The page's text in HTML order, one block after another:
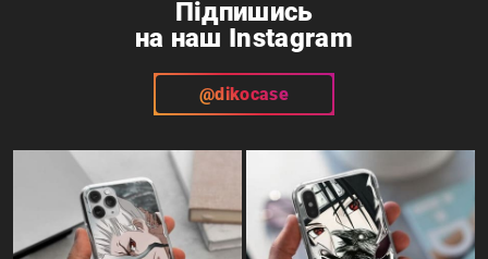
Підпишись
на наш Instagram
@dikocase